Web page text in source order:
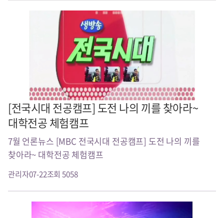
[전국시대 전공캠프] 도전 나의 끼를 찾아라~
대학전공 체험캠프
7월 언론뉴스 [MBC 전국시대 전공캠프] 도전 나의 끼를
찾아라~ 대학전공 체험캠프
관리자07-22조회 5058